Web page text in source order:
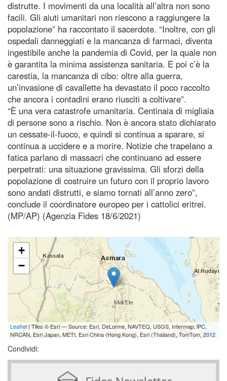
distrutte. I movimenti da una località all’altra non sono
facili. Gli aiuti umanitari non riescono a raggiungere la
popolazione” ha raccontato il sacerdote. “Inoltre, con gli
ospedali danneggiati e la mancanza di farmaci, diventa
ingestibile anche la pandemia di Covid, per la quale non
è garantita la minima assistenza sanitaria. E poi c’è la
carestia, la mancanza di cibo: oltre alla guerra,
un’invasione di cavallette ha devastato il poco raccolto
che ancora i contadini erano riusciti a coltivare”.
“È una vera catastrofe umanitaria. Centinaia di migliaia
di persone sono a rischio. Non è ancora stato dichiarato
un cessate-il-fuoco, e quindi si continua a sparare, si
continua a uccidere e a morire. Notizie che trapelano a
fatica parlano di massacri che continuano ad essere
perpetrati: una situazione gravissima. Gli sforzi della
popolazione di costruire un futuro con il proprio lavoro
sono andati distrutti, e siamo tornati all’anno zero”,
conclude il coordinatore europeo per i cattolici eritrei.
(MP/AP) (Agenzia Fides 18/6/2021)
+
−
Leaflet| Tiles © Esri — Source: Esri, DeLorme, NAVTEQ, USGS, Intermap, iPC,
NRCAN, Esri Japan, METI, Esri China (Hong Kong), Esri (Thailand), TomTom, 2012
Condividi: